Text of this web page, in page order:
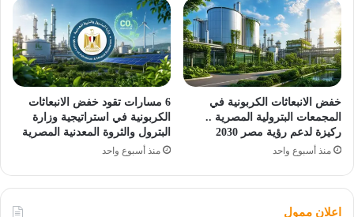
خفض الانبعاثات الكربونية في
المجمعات البترولية المصرية ..
ركيزة لدعم رؤية مصر 2030
منذ أسبوع واحد
6 مسارات تقود خفض الانبعاثات
الكربونية في استراتيجية وزارة
البترول والثروة المعدنية المصرية
منذ أسبوع واحد
اعلان ممول